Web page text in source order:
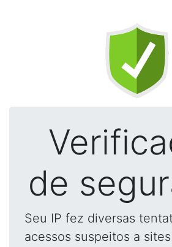
de
Seu IP fez diversas
acessos suspeitos a